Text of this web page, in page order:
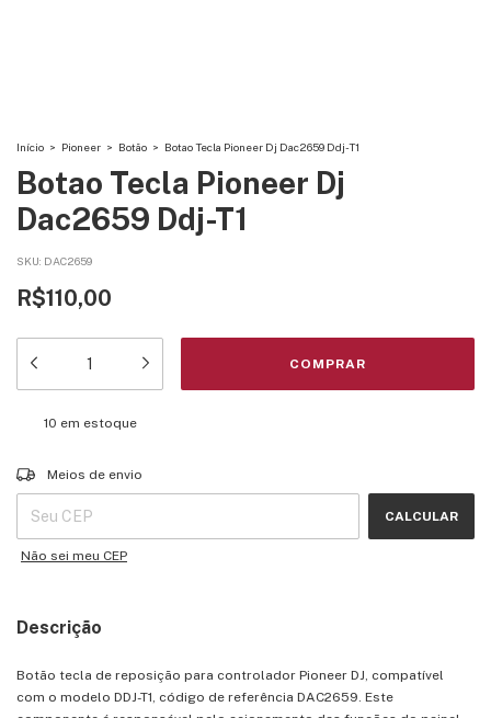
Início > Pioneer > Botão > Botao Tecla Pioneer Dj Dac2659 Ddj-T1
Botao Tecla Pioneer Dj
Dac2659 Ddj-T1
SKU: DAC2659
R$110,00
10 em estoque
Entregas para o CEP:
Meios de envio
CALCULAR
Não sei meu CEP
Descrição
Botão tecla de reposição para controlador Pioneer DJ, compatível
com o modelo DDJ-T1, código de referência DAC2659. Este